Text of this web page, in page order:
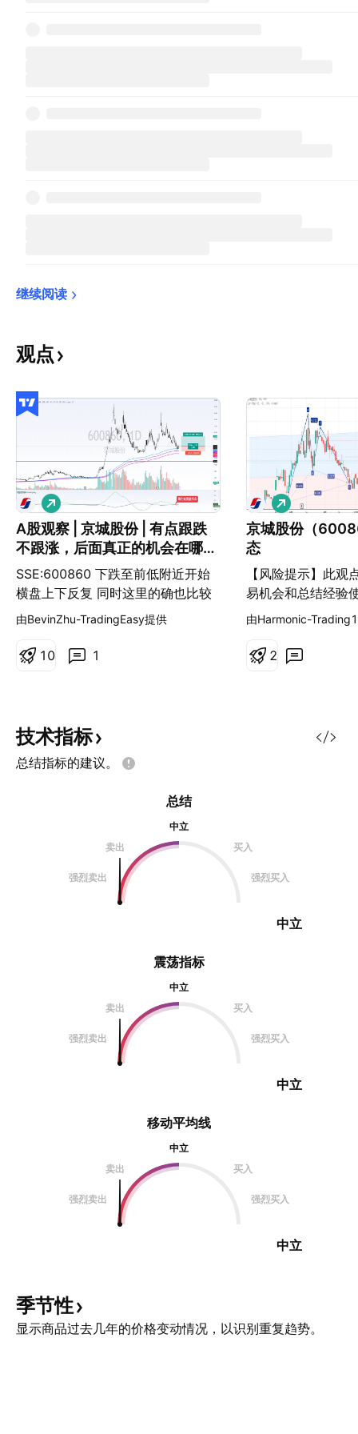
继续阅读
观点
A股观察 | 京城股份 | 有点跟跌
不跟涨，后面真正的机会在哪
里？
SSE:600860 下跌至前低附近开始
横盘上下反复 同时这里的确也比较
符合低风险的位置 可以尝试进行等
明显走弱 且自研的动量趋势指标 并
亏比如图 值得一提，新的趋势指标
显示 在11.1是个绝佳的抄底位置 但
目前政策面刺激 短期未必会跌到那
————————————————
————————————————
—————————————— 如
果觉得我的观点对你有帮助，欢迎关
注，共同交流 创作不易，感谢点赞
做
多
由BevinZhu-TradingEasy提供
1
1 0
京城股份（
态
【风险提示】此观
易机会和总结经验
投资建议，跟单有
做
多
由Harmonic-
2
技术指标
总结指标的建议。
震荡指标
中立
卖出
买入
强烈卖出 强烈买入
中立
总结
中立
卖出
买入
强烈卖出 强烈买入
中立
移动平均线
中立
卖出
买入
强烈卖出 强烈买入
中立
季节性
显示商品过去几年的价格变动情况，以识别重复趋势。